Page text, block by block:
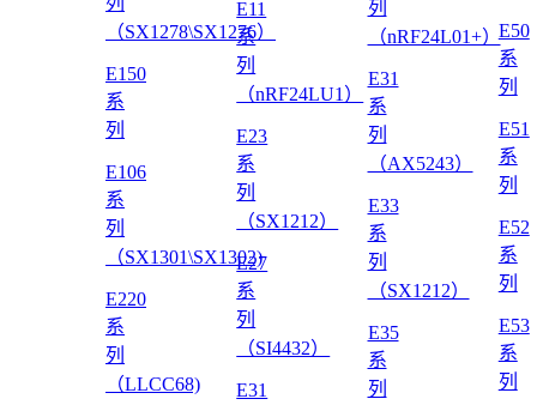
（SX1278\SX1276）
E150
系
列
E106
系
列
（SX1301\SX1302)
E220
系
列
（LLCC68)
E11
系
列
（nRF24LU1）
E23
系
列
（SX1212）
E27
系
列
（SI4432）
E31
列
（nRF24L01+）
E31
系
列
（AX5243）
E33
系
列
（SX1212）
E35
系
列
E50
系
列
E51
系
列
E52
系
列
E53
系
列